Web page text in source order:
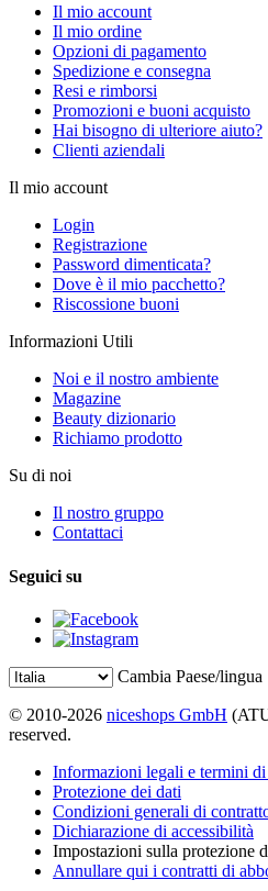
Il mio account
Il mio ordine
Opzioni di pagamento
Spedizione e consegna
Resi e rimborsi
Promozioni e buoni acquisto
Hai bisogno di ulteriore aiuto?
Clienti aziendali
Il mio account
Login
Registrazione
Password dimenticata?
Dove è il mio pacchetto?
Riscossione buoni
Informazioni Utili
Noi e il nostro ambiente
Magazine
Beauty dizionario
Richiamo prodotto
Su di noi
Il nostro gruppo
Contattaci
Seguici su
Cambia Paese/lingua
© 2010-2026 niceshops GmbH
reserved.
Informazioni legali e termini
Protezione dei dati
Condizioni generali di
Dichiarazione di accessibilità
Impostazioni sulla protezione
Annullare qui i contratti di